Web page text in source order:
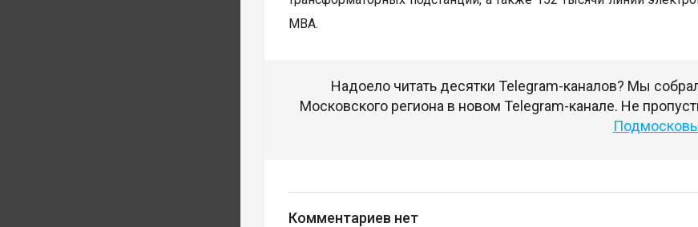
МВА.
Надоело читать десятки Telegram-каналов? Мы
Московского региона в новом Telegram-канале. Не
Комментариев нет